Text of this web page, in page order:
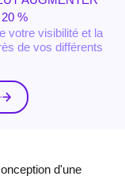
%
votre visibilité et la
de vos différents